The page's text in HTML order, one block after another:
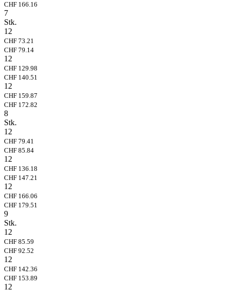
CHF 166.16
7
Stk.
12
CHF 73.21
CHF 79.14
12
CHF 129.98
CHF 140.51
12
CHF 159.87
CHF 172.82
8
Stk.
12
CHF 79.41
CHF 85.84
12
CHF 136.18
CHF 147.21
12
CHF 166.06
CHF 179.51
9
Stk.
12
CHF 85.59
CHF 92.52
12
CHF 142.36
CHF 153.89
12